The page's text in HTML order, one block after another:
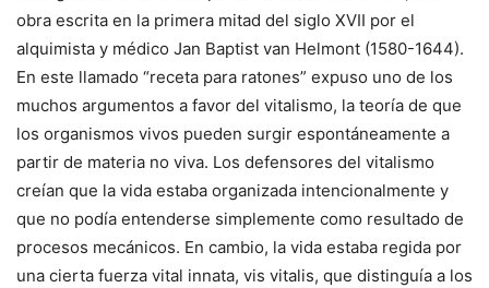
obra escrita en la primera mitad del siglo XVII por el
alquimista y médico Jan Baptist van Helmont (1580-1644).
En este llamado “receta para ratones” expuso uno de los
muchos argumentos a favor del vitalismo, la teoría de que
los organismos vivos pueden surgir espontáneamente a
partir de materia no viva. Los defensores del vitalismo
creían que la vida estaba organizada intencionalmente y
que no podía entenderse simplemente como resultado de
procesos mecánicos. En cambio, la vida estaba regida por
una cierta fuerza vital innata, vis vitalis, que distinguía a los